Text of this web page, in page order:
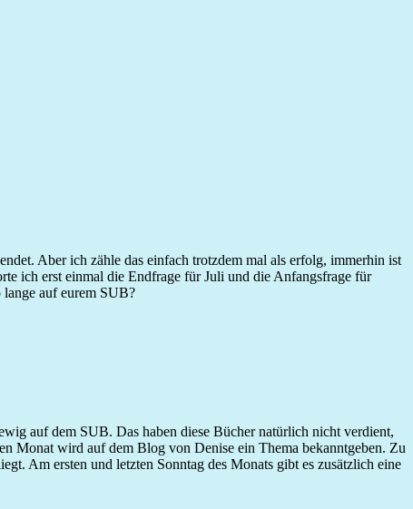
Aber ich zähle das einfach trotzdem mal als erfolg, immerhin ist
ich erst einmal die Endfrage für Juli und die Anfangsfrage für
auf eurem SUB?
auf dem SUB. Das haben diese Bücher natürlich nicht verdient,
Monat wird auf dem Blog von Denise ein Thema bekanntgeben. Zu
Am ersten und letzten Sonntag des Monats gibt es zusätzlich eine